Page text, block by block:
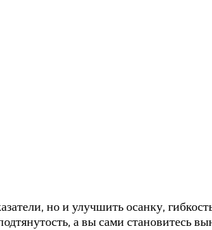
но и улучшить осанку,
а вы сами становитесь